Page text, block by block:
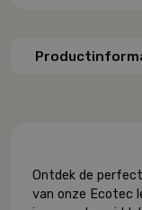
Ontdek de
van onze Ecotec